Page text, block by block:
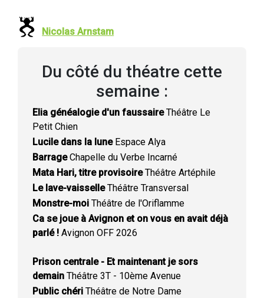
Nicolas Arnstam
Du côté du théatre cette
semaine :
Elia généalogie d'un faussaireThéâtre Le
Petit Chien
Lucile dans la luneEspace Alya
BarrageChapelle du Verbe Incarné
Mata Hari, titre provisoireThéâtre Artéphile
Le lave-vaisselleThéâtre Transversal
Monstre-moi Théâtre de l'Oriflamme
Ca se joue à Avignon et on vous en avait déjà
parlé ! Avignon OFF 2026
Prison centrale - Et maintenant je sors
demain Théâtre 3T - 10ème Avenue
Public chéri Théâtre de Notre Dame